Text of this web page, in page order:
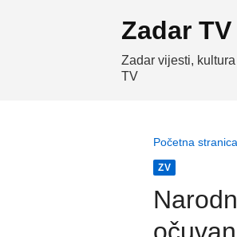
Zadar TV
Zadar vijesti,
TV
Početna stranica
ZV